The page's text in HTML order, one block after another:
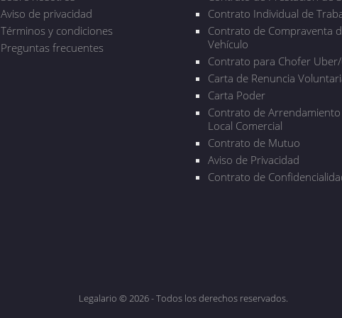
Aviso de privacidad
Términos y condiciones
Preguntas frecuentes
Contrato Individual de
Contrato de Compraventa
Vehículo
Contrato para Chofer
Carta de Renuncia
Carta Poder
Contrato de
Local Comercial
Contrato de Mutuo
Aviso de Privacidad
Contrato de
Legalario © 2026 - Todos los derechos reservados.